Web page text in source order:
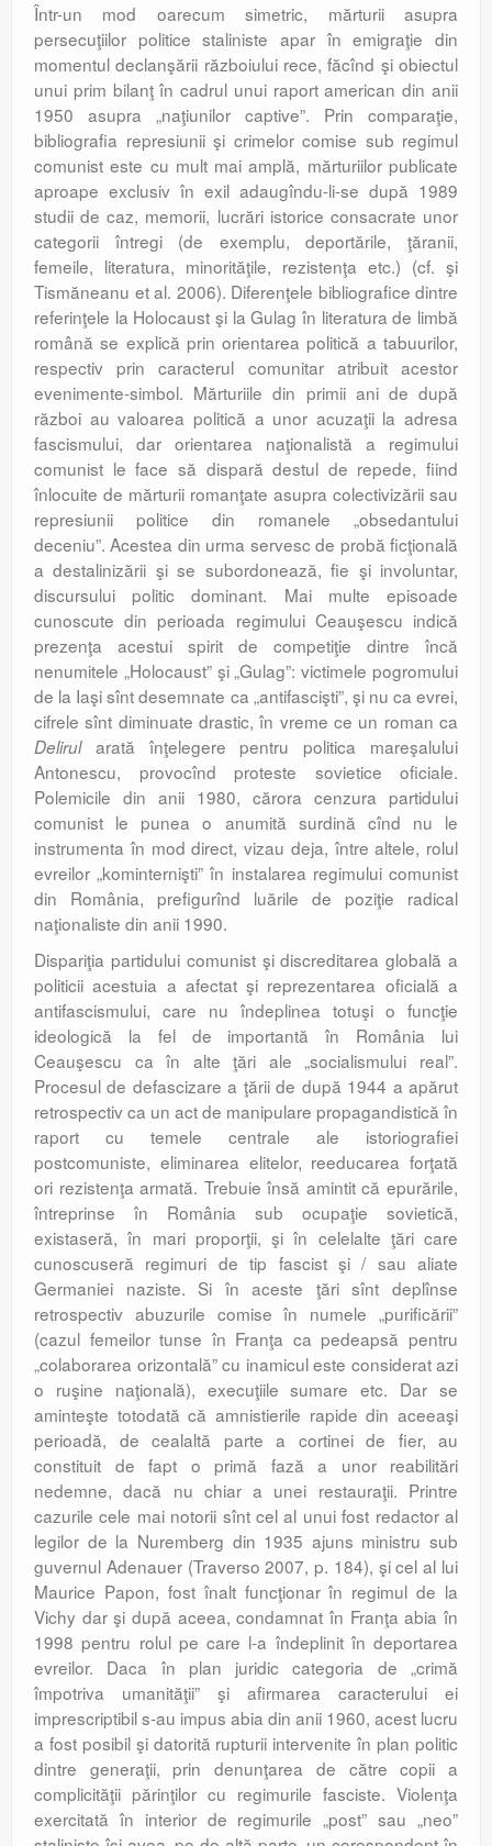
Într-un mod oarecum simetric, mărturii asupra
persecuţiilor politice staliniste apar în emigraţie din
momentul declanşării războiului rece, făcînd şi obiectul
unui prim bilanţ în cadrul unui raport american din anii
1950 asupra „naţiunilor captive”. Prin comparaţie,
bibliografia represiunii şi crimelor comise sub regimul
comunist este cu mult mai amplă, mărturiilor publicate
aproape exclusiv în exil adaugîndu-li-se după 1989
studii de caz, memorii, lucrări istorice consacrate unor
categorii întregi (de exemplu, deportările, ţăranii,
femeile, literatura, minorităţile, rezistenţa etc.) (cf. şi
Tismăneanu et al. 2006). Diferenţele bibliografice dintre
referinţele la Holocaust şi la Gulag în literatura de limbă
română se explică prin orientarea politică a tabuurilor,
respectiv prin caracterul comunitar atribuit acestor
evenimente-simbol. Mărturiile din primii ani de după
război au valoarea politică a unor acuzaţii la adresa
fascismului, dar orientarea naţionalistă a regimului
comunist le face să dispară destul de repede, fiind
înlocuite de mărturii romanţate asupra colectivizării sau
represiunii politice din romanele „obsedantului
deceniu”. Acestea din urma servesc de probă ficţională
a destalinizării şi se subordonează, fie şi involuntar,
discursului politic dominant. Mai multe episoade
cunoscute din perioada regimului Ceauşescu indică
prezenţa acestui spirit de competiţie dintre încă
nenumitele „Holocaust” şi „Gulag”: victimele pogromului
de la Iaşi sînt desemnate ca „antifascişti”, şi nu ca evrei,
cifrele sînt diminuate drastic, în vreme ce un roman ca
Delirularată înţelegere pentru politica mareşalului
Antonescu, provocînd proteste sovietice oficiale.
Polemicile din anii 1980, cărora cenzura partidului
comunist le punea o anumită surdină cînd nu le
instrumenta în mod direct, vizau deja, între altele, rolul
evreilor „kominternişti” în instalarea regimului comunist
din România, prefigurînd luările de poziţie radical
naţionaliste din anii 1990.
Dispariţia partidului comunist şi discreditarea globală a
politicii acestuia a afectat şi reprezentarea oficială a
antifascismului, care nu îndeplinea totuşi o funcţie
ideologică la fel de importantă în România lui
Ceauşescu ca în alte ţări ale „socialismului real”.
Procesul de defascizare a ţării de după 1944 a apărut
retrospectiv ca un act de manipulare propagandistică în
raport cu temele centrale ale istoriografiei
postcomuniste, eliminarea elitelor, reeducarea forţată
ori rezistenţa armată. Trebuie însă amintit că epurările,
întreprinse în România sub ocupaţie sovietică,
existaseră, în mari proporţii, şi în celelalte ţări care
cunoscuseră regimuri de tip fascist şi / sau aliate
Germaniei naziste. Si în aceste ţări sînt deplînse
retrospectiv abuzurile comise în numele „purificării”
(cazul femeilor tunse în Franţa ca pedeapsă pentru
„colaborarea orizontală” cu inamicul este considerat azi
o ruşine naţională), execuţiile sumare etc. Dar se
aminteşte totodată că amnistierile rapide din aceeaşi
perioadă, de cealaltă parte a cortinei de fier, au
constituit de fapt o primă fază a unor reabilitări
nedemne, dacă nu chiar a unei restauraţii. Printre
cazurile cele mai notorii sînt cel al unui fost redactor al
legilor de la Nuremberg din 1935 ajuns ministru sub
guvernul Adenauer (Traverso 2007, p. 184), şi cel al lui
Maurice Papon, fost înalt funcţionar în regimul de la
Vichy dar şi după aceea, condamnat în Franţa abia în
1998 pentru rolul pe care l-a îndeplinit în deportarea
evreilor. Daca în plan juridic categoria de „crimă
împotriva umanităţii” şi afirmarea caracterului ei
imprescriptibil s-au impus abia din anii 1960, acest lucru
a fost posibil şi datorită rupturii intervenite în plan politic
dintre generaţii, prin denunţarea de către copii a
complicităţii părinţilor cu regimurile fasciste. Violenţa
exercitată în interior de regimurile „post” sau „neo”